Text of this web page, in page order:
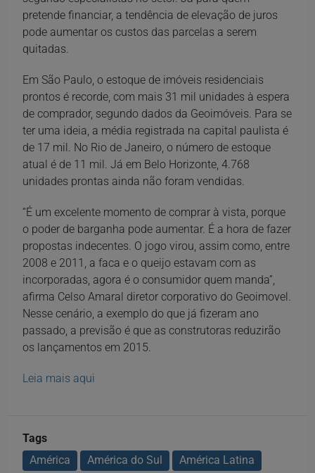
pretende financiar, a tendência de elevação de juros
pode aumentar os custos das parcelas a serem
quitadas.
Em São Paulo, o estoque de imóveis residenciais
prontos é recorde, com mais 31 mil unidades à espera
de comprador, segundo dados da Geoimóveis. Para se
ter uma ideia, a média registrada na capital paulista é
de 17 mil. No Rio de Janeiro, o número de estoque
atual é de 11 mil. Já em Belo Horizonte, 4.768
unidades prontas ainda não foram vendidas.
“É um excelente momento de comprar à vista, porque
o poder de barganha pode aumentar. É a hora de fazer
propostas indecentes. O jogo virou, assim como, entre
2008 e 2011, a faca e o queijo estavam com as
incorporadas, agora é o consumidor quem manda”,
afirma Celso Amaral diretor corporativo do Geoimovel.
Nesse cenário, a exemplo do que já fizeram ano
passado, a previsão é que as construtoras reduzirão
os lançamentos em 2015.
Leia mais aqui
Tags
América
América do Sul América Latina